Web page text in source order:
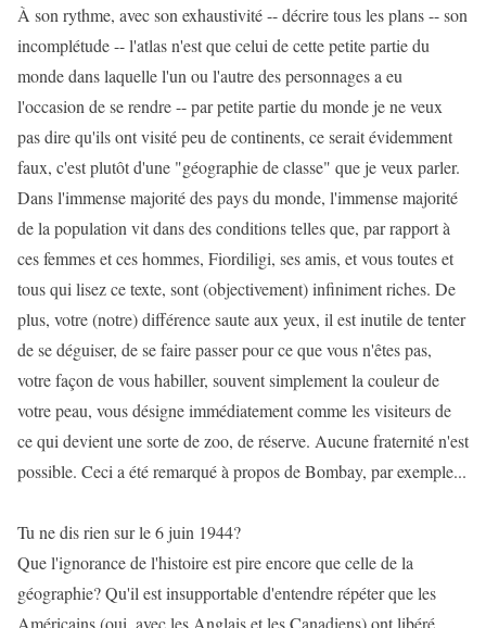
À son rythme, avec son exhaustivité -- décrire tous les plans -- son
incomplétude -- l'atlas n'est que celui de cette petite partie du
monde dans laquelle l'un ou l'autre des personnages a eu
l'occasion de se rendre -- par petite partie du monde je ne veux
pas dire qu'ils ont visité peu de continents, ce serait évidemment
faux, c'est plutôt d'une "géographie de classe" que je veux parler.
Dans l'immense majorité des pays du monde, l'immense majorité
de la population vit dans des conditions telles que, par rapport à
ces femmes et ces hommes, Fiordiligi, ses amis, et vous toutes et
tous qui lisez ce texte, sont (objectivement) infiniment riches. De
plus, votre (notre) différence saute aux yeux, il est inutile de tenter
de se déguiser, de se faire passer pour ce que vous n'êtes pas,
votre façon de vous habiller, souvent simplement la couleur de
votre peau, vous désigne immédiatement comme les visiteurs de
ce qui devient une sorte de zoo, de réserve. Aucune fraternité n'est
possible. Ceci a été remarqué à propos de Bombay, par exemple...
Tu ne dis rien sur le 6 juin 1944?
Que l'ignorance de l'histoire est pire encore que celle de la
géographie? Qu'il est insupportable d'entendre répéter que les
Américains (oui, avec les Anglais et les Canadiens) ont libéré